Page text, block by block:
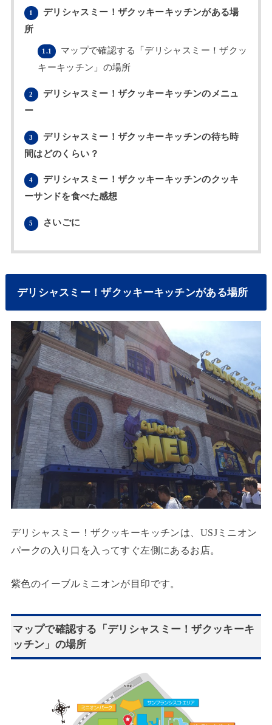
1
デリシャスミー！ザクッキーキッチンがある場
所
1.1
マップで確認する「デリシャスミー！ザクッ
キーキッチン」の場所
2
デリシャスミー！ザクッキーキッチンのメニュ
ー
3
デリシャスミー！ザクッキーキッチンの待ち時
間はどのくらい？
4
デリシャスミー！ザクッキーキッチンのクッキ
ーサンドを食べた感想
5 さいごに
デリシャスミー！ザクッキーキッチンがある場所
デリシャスミー！ザクッキーキッチンは、USJミニオン
パークの入り口を入ってすぐ左側にあるお店。
紫色のイーブルミニオンが目印です。
マップで確認する「デリシャスミー！ザクッキーキ
ッチン」の場所